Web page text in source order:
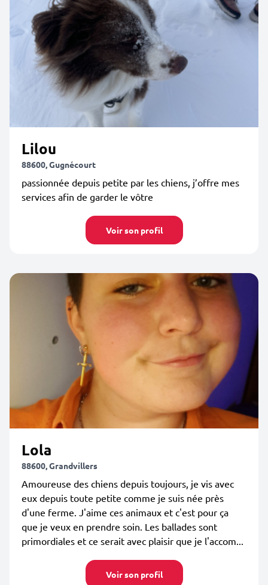
Lilou
88600, Gugnécourt
passionnée depuis petite par les chiens, j’offre mes
services afin de garder le vôtre
Voir son profil
Lola
88600, Grandvillers
Amoureuse des chiens depuis toujours, je vis avec
eux depuis toute petite comme je suis née près
d'une ferme. J'aime ces animaux et c'est pour ça
que je veux en prendre soin. Les ballades sont
primordiales et ce serait avec plaisir que je l'accom...
Voir son profil